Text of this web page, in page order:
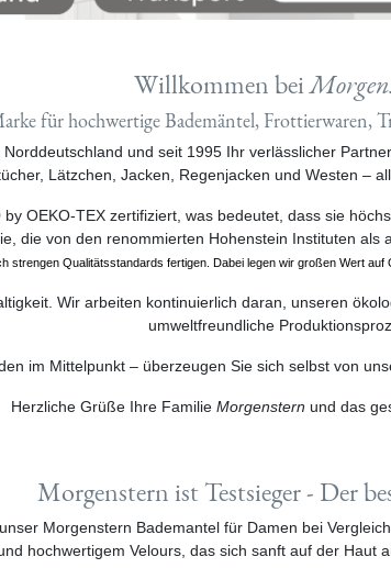
Willkommen bei
für hochwertige Bademäntel, Frottierwaren,
und seit 1995 Ihr verlässlicher
Lätzchen, Jacken, Regenjacken und Westen –
OEKO-TEX zertifiziert, was bedeutet, dass sie
die von den renommierten Hohenstein Instituten als
Qualitätsstandards fertigen. Dabei legen wir großen Wert
Wir arbeiten kontinuierlich daran, unseren
umweltfreundliche
im Mittelpunkt – überzeugen Sie sich selbst von
Herzliche Grüße Ihre Familie Morgenstern und das
Morgenstern ist Testsieger - Der
Morgenstern Bademantel für Damen bei
hochwertigem Velours, das sich sanft auf der